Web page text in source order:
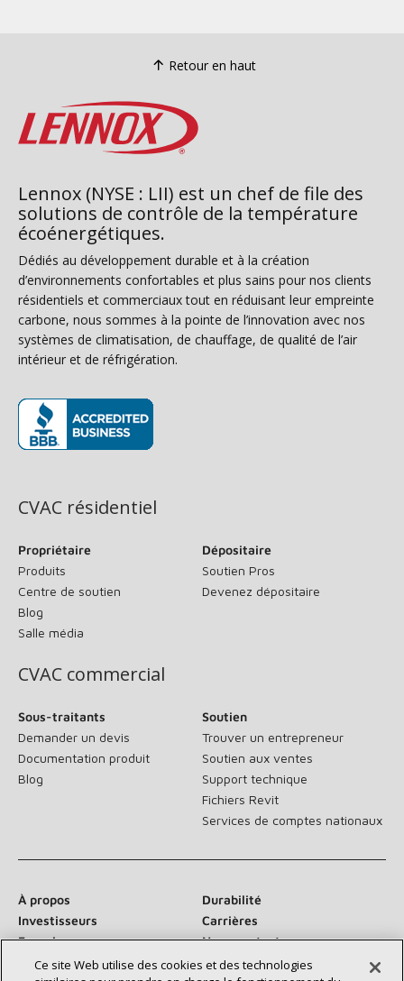
Retour en haut
Lennox (NYSE : LII) est un chef de file des
solutions de contrôle de la température
écoénergétiques.
Dédiés au développement durable et à la création
d’environnements confortables et plus sains pour nos clients
résidentiels et commerciaux tout en réduisant leur empreinte
carbone, nous sommes à la pointe de l’innovation avec nos
systèmes de climatisation, de chauffage, de qualité de l’air
intérieur et de réfrigération.
CVAC résidentiel
Propriétaire
Produits
Centre de soutien
Blog
Salle média
Dépositaire
Soutien Pros
Devenez dépositaire
CVAC commercial
Sous-traitants
Demander un devis
Documentation produit
Blog
Soutien
Trouver un entrepreneur
Soutien aux ventes
Support technique
Fichiers Revit
Services de comptes nationaux
À propos
Durabilité
Investisseurs
Carrières
Fournisseurs
Nous contacter
Salle de presse
Ce site Web utilise des cookies et des technologies